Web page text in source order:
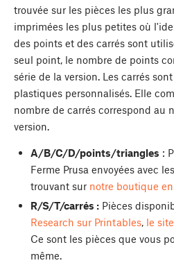
trouvée sur les pièces les plus
imprimées les plus petites où
des points et des carrés sont
seul point, le nombre de points
série de la version. Les carrés
plastiques personnalisés. Elle
nombre de carrés correspond au
version.
A/B/C/D/points/triangles :
Ferme Prusa envoyées avec
trouvant sur notre boutique
R/S/T/carrés :Pièces
Research sur Printables, le
Ce sont les pièces que vous
même.